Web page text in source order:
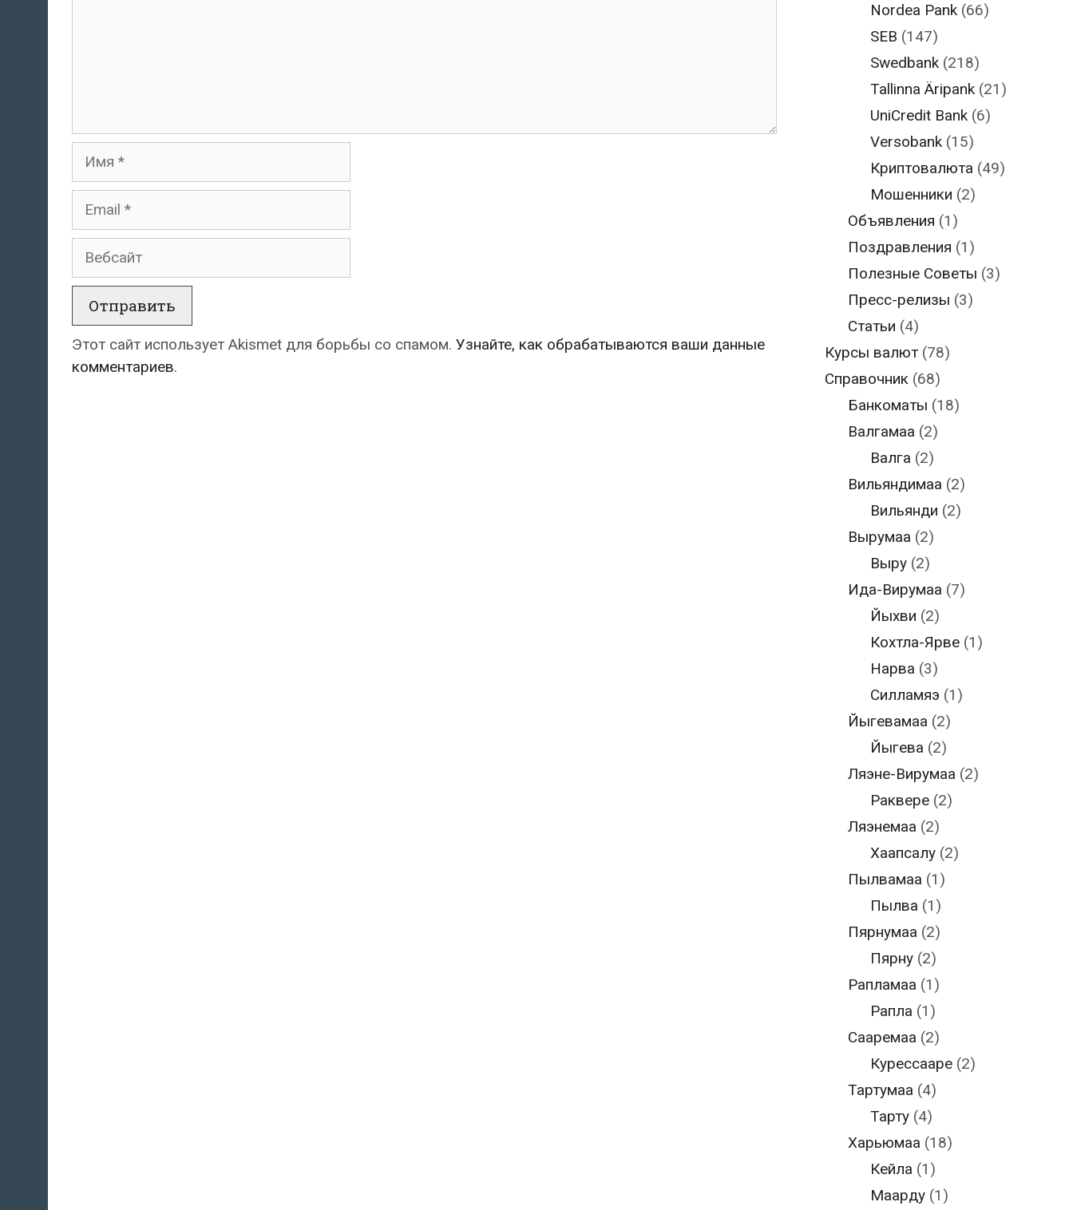
Имя
Email
Вебсайт
Этот сайт использует Akismet для борьбы со спамом. Узнайте, как обрабатываются ваши данные
комментариев.
Nordea Pank (66)
SEB (147)
Swedbank (218)
Tallinna Äripank (21)
UniCredit Bank (6)
Versobank (15)
Криптовалюта (49)
Мошенники (2)
Объявления (1)
Поздравления (1)
Полезные Советы (3)
Пресс-релизы (3)
Статьи (4)
Курсы валют (78)
Справочник (68)
Банкоматы (18)
Валгамаа (2)
Валга (2)
Вильяндимаа (2)
Вильянди (2)
Вырумаа (2)
Выру (2)
Ида-Вирумаа (7)
Йыхви (2)
Кохтла-Ярве (1)
Нарва (3)
Силламяэ (1)
Йыгевамаа (2)
Йыгева (2)
Ляэне-Вирумаа (2)
Раквере (2)
Ляэнемаа (2)
Хаапсалу (2)
Пылвамаа (1)
Пылва (1)
Пярнумаа (2)
Пярну (2)
Рапламаа (1)
Рапла (1)
Сааремаа (2)
Курессааре (2)
Тартумаа (4)
Тарту (4)
Харьюмаа (18)
Кейла (1)
Маарду (1)